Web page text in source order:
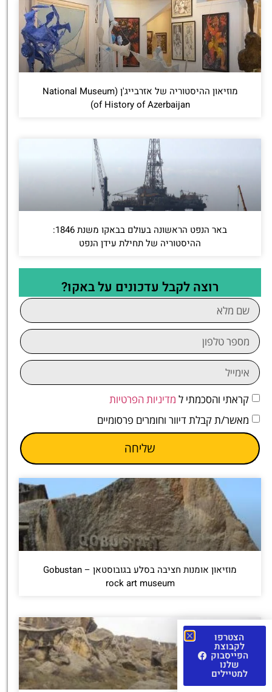
מוזיאון ההיסטוריה של אזרבייג'ן (National Museum
of History of Azerbaijan)
באר הנפט הראשונה בעולם בבאקו משנת 1846:
ההיסטוריה של תחילת עידן הנפט
רוצה לקבל עדכונים על באקו?
קראתי והסכמתי ל מדיניות הפרטיות
מאשר/ת קבלת דיוור וחומרים פרסומיים
שליחה
מוזיאון אומנות חציבה בסלע בגובוסטאן – Gobustan
rock art museum
הצטרפו
לקבוצת
הפייסבוק
שלנו
למטיילים